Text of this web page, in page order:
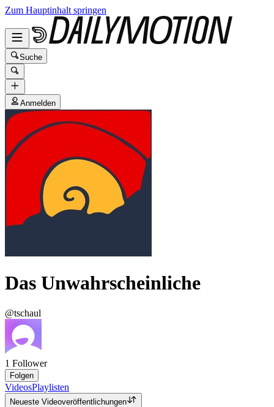
Zum Hauptinhalt springen
Suche
Anmelden
Das Unwahrscheinliche
@tschaul
1 Follower
Folgen
VideosPlaylisten
Neueste Videoveröffentlichungen